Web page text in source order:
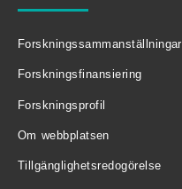
Forskningssammanställningar
Forskningsfinansiering
Forskningsprofil
Om webbplatsen
Tillgänglighetsredogörelse